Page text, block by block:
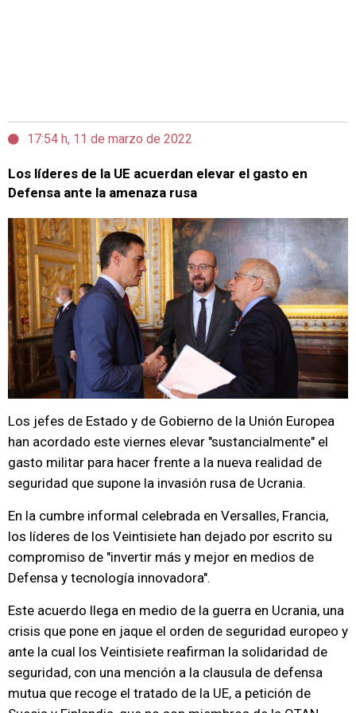
17:54 h, 11 de marzo de 2022
Los líderes de la UE acuerdan elevar el gasto en
Defensa ante la amenaza rusa
Los jefes de Estado y de Gobierno de la Unión Europea
han acordado este viernes elevar "sustancialmente" el
gasto militar para hacer frente a la nueva realidad de
seguridad que supone la invasión rusa de Ucrania.
En la cumbre informal celebrada en Versalles, Francia,
los líderes de los Veintisiete han dejado por escrito su
compromiso de "invertir más y mejor en medios de
Defensa y tecnología innovadora".
Este acuerdo llega en medio de la guerra en Ucrania, una
crisis que pone en jaque el orden de seguridad europeo y
ante la cual los Veintisiete reafirman la solidaridad de
seguridad, con una mención a la clausula de defensa
mutua que recoge el tratado de la UE, a petición de